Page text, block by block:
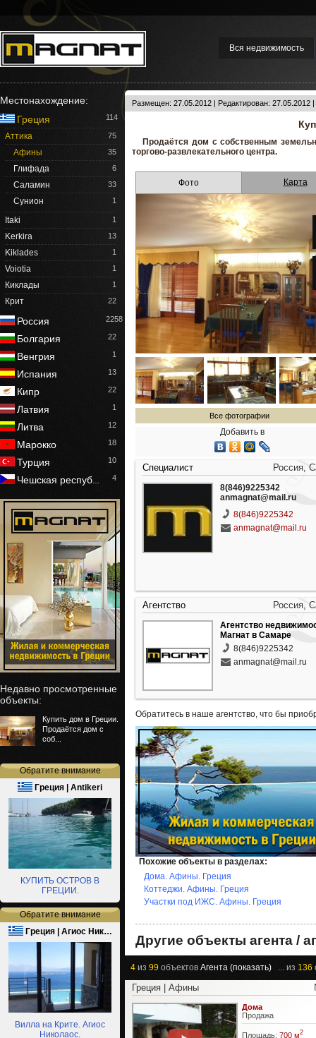
Вся недвижимость
Местонахождение:
Греция
114
Аттика 75
Афины 35
Глифада 6
Саламин 33
Сунион 1
Itaki 1
Kerkira 13
Kiklades 1
Voiotia 1
Киклады 1
Крит 22
Россия 2258
Болгария 22
Венгрия 1
Испания 13
Кипр 22
Латвия 1
Литва 12
Марокко 18
Турция 10
Чешская респуб 4
Недавно просмотренные
объекты:
Купить дом в Греции.
Продаётся дом с
соб...
Обратите внимание
Греция | Antikeri
КУПИТЬ ОСТРОВ В
ГРЕЦИИ.
Обратите внимание
Греция | Агиос Ник…
Вилла на Крите. Агиос
Николаос.
Размещен: 27.05.2012 | Редактирован: 27.05.2012
Продаётся дом с собственным
торгово-развлекательного центра.
Фото Карта
Все фотографии
Добавить в
Специалист Россия,
8(846)9225342
anmagnat@mail.ru
8(846)9225342
anmagnat@mail.ru
Агентство Россия,
Агентство
Магнат в Самаре
8(846)9225342
anmagnat@mail.ru
Обратитесь в наше агентство, что бы
Похожие объекты в разделах:
Дома. Афины. Греция
Коттеджи. Афины. Греция
Участки под ИЖС. Афины. Греция
Другие объекты агента /
4 из 99 объектов Агента (показать) ... из 136
Греция | Афины
Дома
Продажа
Площадь: 700 м2